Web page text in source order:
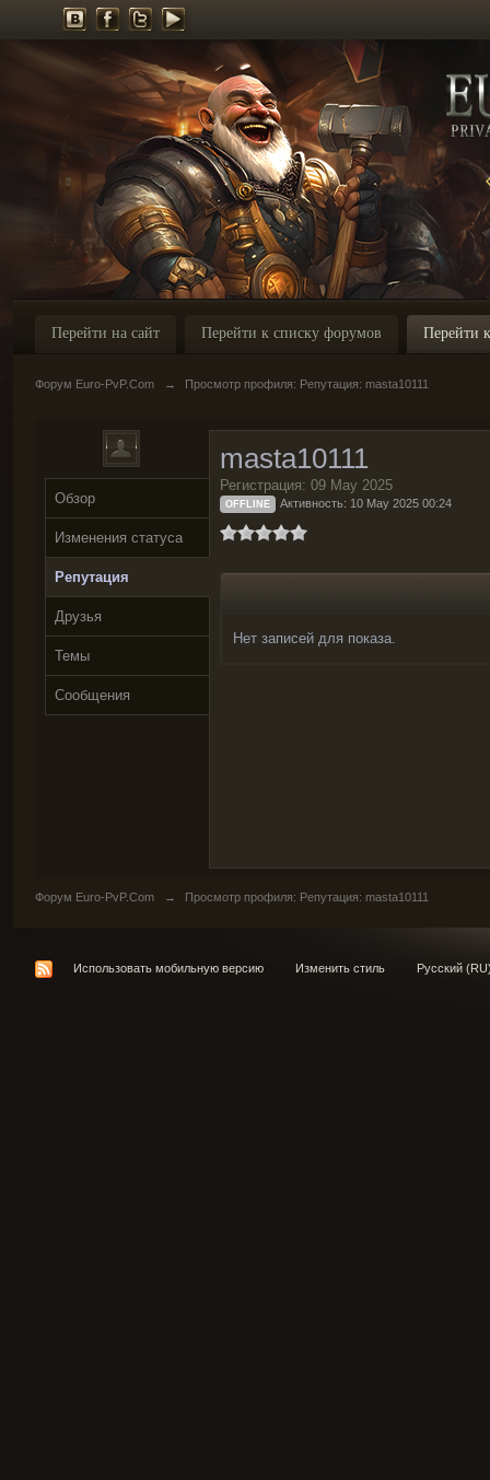
Перейти на сайт Перейти к списку форумов Перейти
Форум Euro-PvP.Com → Просмотр профиля: Репутация: masta10111
Обзор
Изменения статуса
Репутация
Друзья
Темы
Сообщения
masta10111
Регистрация: 09 May 2025
OFFLINE Активность: 10 May 2025 00:24
Нет записей для показа.
Форум Euro-PvP.Com → Просмотр профиля: Репутация: masta10111
Использовать мобильную версию Изменить стиль Русский